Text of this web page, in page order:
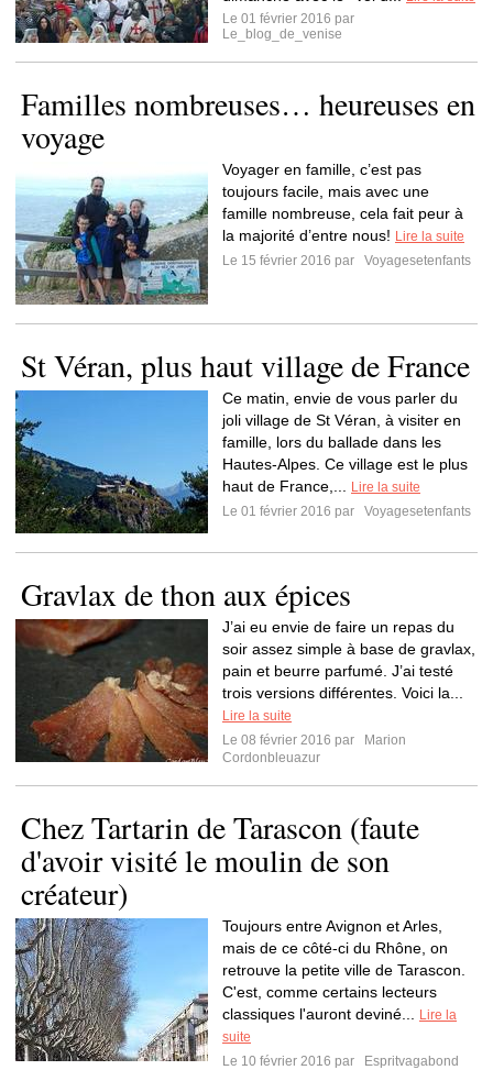
Le 01 février 2016 par
Le_blog_de_venise
Familles nombreuses… heureuses en
voyage
Voyager en famille, c’est pas
toujours facile, mais avec une
famille nombreuse, cela fait peur à
la majorité d’entre nous! Lire la suite
Le 15 février 2016 par
Voyagesetenfants
St Véran, plus haut village de France
Ce matin, envie de vous parler du
joli village de St Véran, à visiter en
famille, lors du ballade dans les
Hautes-Alpes. Ce village est le plus
haut de France,...
Lire la suite
Le 01 février 2016 par
Voyagesetenfants
Gravlax de thon aux épices
J’ai eu envie de faire un repas du
soir assez simple à base de gravlax,
pain et beurre parfumé. J’ai testé
trois versions différentes. Voici la...
Lire la suite
Le 08 février 2016 par
Marion
Cordonbleuazur
Chez Tartarin de Tarascon (faute
d'avoir visité le moulin de son
créateur)
Toujours entre Avignon et Arles,
mais de ce côté-ci du Rhône, on
retrouve la petite ville de Tarascon.
C'est, comme certains lecteurs
classiques l'auront deviné...
Lire la
suite
Le 10 février 2016 par
Espritvagabond